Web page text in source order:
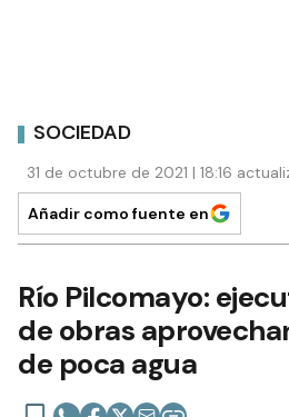
SOCIEDAD
31 de octubre de 2021 | 18:16
Añadir como fuente en
Río Pilcomayo:
de obras
de poca agua